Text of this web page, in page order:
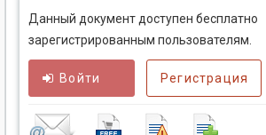
Данный документ доступен бесплатно
зарегистрированным пользователям.
Войти Регистрация